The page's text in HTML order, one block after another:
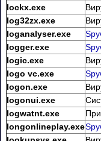
lockx.exe
log32zx.exe
loganalyser.exe
logger.exe
logic.exe
logo vc.exe
logon.exe
logonui.exe
logwatnt.exe
longonlineplay.exe